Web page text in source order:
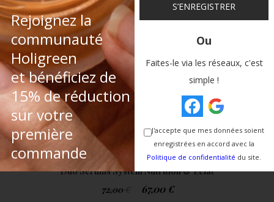
Duo Sérums System Nutrition & Eclat
Optimal De Votre Visage
72,00 67,00 €
Rejoignez la
communauté
Holigreen
et bénéficiez de
15% de réduction
sur votre
première
commande
S’ENREGISTRER
Faites-le via les réseaux, c'est
simple !
J'accepte que mes données soient
enregistrées en accord avec la
Politique de confidentialité du site.